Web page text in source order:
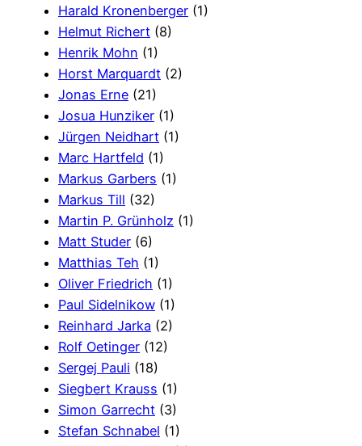
Harald Kronenberger (1)
Helmut Richert (8)
Henrik Mohn (1)
Horst Marquardt (2)
Jonas Erne (21)
Josua Hunziker (1)
Jürgen Neidhart (1)
Marc Hartfeld (1)
Markus Garbers (1)
Markus Till (32)
Martin P. Grünholz (1)
Matt Studer (6)
Matthias Teh (1)
Oliver Friedrich (1)
Paul Sidelnikow (1)
Reinhard Jarka (2)
Rolf Oetinger (12)
Sergej Pauli (18)
Siegbert Krauss (1)
Simon Garrecht (3)
Stefan Schnabel (1)